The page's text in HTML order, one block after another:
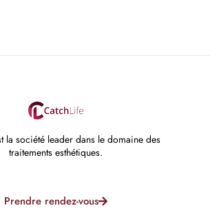
la société leader dans le domaine des
traitements esthétiques.
Prendre rendez-vous